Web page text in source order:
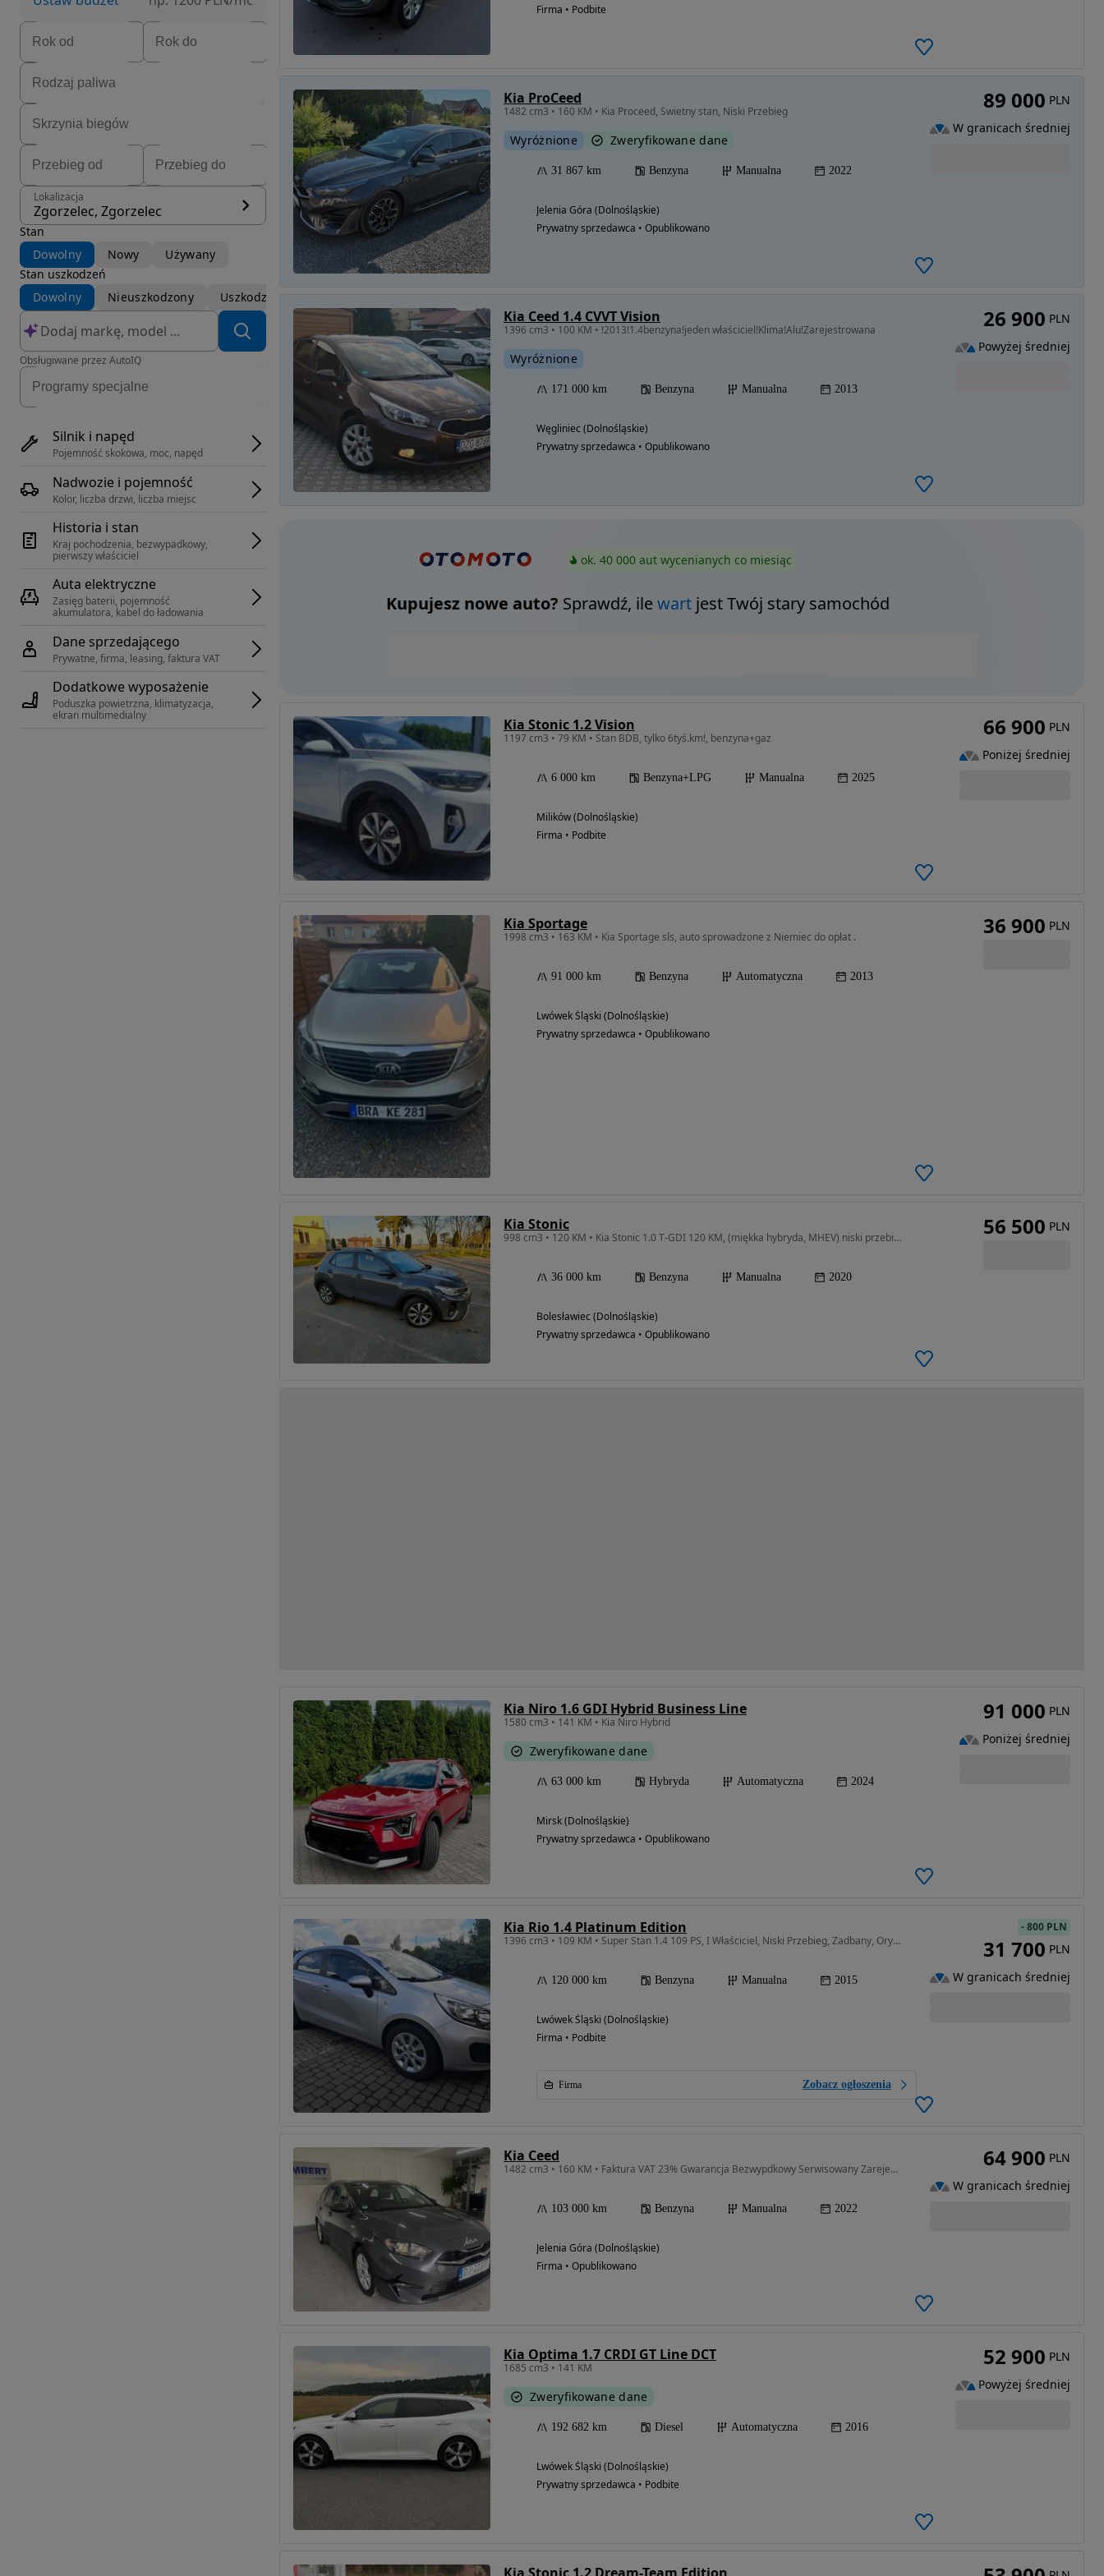
Lokalizacja
Zgorzelec, Zgorzelec
Stan
Dowolny
Nowy
Używany
Stan uszkodzeń
Dowolny
Nieuszkodzony Uszkodzony
Obsługiwane przez AutoIQ
Silnik i napęd
Pojemność skokowa, moc, napęd
Nadwozie i pojemność
Kolor, liczba drzwi, liczba miejsc
Historia i stan
Kraj pochodzenia, bezwypadkowy,
pierwszy właściciel
Auta elektryczne
Zasięg baterii, pojemność
akumulatora, kabel do ładowania
Dane sprzedającego
Prywatne, firma, leasing, faktura VAT
Dodatkowe wyposażenie
Poduszka powietrzna, klimatyzacja,
ekran multimedialny
Firma • Podbite
Kia ProCeed
1482 cm3 • 160 KM • Kia Proceed, Świetny stan, Niski Przebieg
Wyróżnione Zweryfikowane dane
31 867 km Benzyna Manualna 2022
Jelenia Góra (Dolnośląskie)
Prywatny sprzedawca • Opublikowano
89 000 PLN
W granicach średniej
Kia Ceed 1.4 CVVT Vision
1396 cm3 • 100 KM • !2013!1.4benzyna!jeden właściciel!Klima!Alu!Zarejestrowana
Wyróżnione
171 000 km Benzyna Manualna 2013
Węgliniec (Dolnośląskie)
Prywatny sprzedawca • Opublikowano
26 900 PLN
Powyżej średniej
ok. 40 000 aut wycenianych co miesiąc
Kupujesz nowe auto? Sprawdź, ilewartjest Twój stary samochód
Kia Stonic 1.2 Vision
1197 cm3 • 79 KM • Stan BDB, tylko 6tyś.km!, benzyna+gaz
6 000 km Benzyna+LPG Manualna 2025
Milików (Dolnośląskie)
Firma • Podbite
66 900 PLN
Poniżej średniej
Kia Sportage
1998 cm3 • 163 KM • Kia Sportage sls, auto sprowadzone z Niemiec do opłat .
91 000 km Benzyna Automatyczna 2013
Lwówek Śląski (Dolnośląskie)
Prywatny sprzedawca • Opublikowano
36 900 PLN
Kia Stonic
998 cm3 • 120 KM • Kia Stonic 1.0 T-GDI 120 KM, (miękka hybryda, MHEV) niski przebieg.
36 000 km Benzyna Manualna 2020
Bolesławiec (Dolnośląskie)
Prywatny sprzedawca • Opublikowano
56 500 PLN
Kia Niro 1.6 GDI Hybrid Business Line
1580 cm3 • 141 KM • Kia Niro Hybrid
Zweryfikowane dane
63 000 km Hybryda Automatyczna 2024
Mirsk (Dolnośląskie)
Prywatny sprzedawca • Opublikowano
91 000 PLN
Poniżej średniej
Kia Rio 1.4 Platinum Edition
1396 cm3 • 109 KM • Super Stan 1.4 109 PS, I Właściciel, Niski Przebieg, Zadbany, Oryginał
120 000 km Benzyna Manualna 2015
Lwówek Śląski (Dolnośląskie)
Firma • Podbite
Firma Zobacz ogłoszenia
-800 PLN
31 700 PLN
W granicach średniej
Kia Ceed
1482 cm3 • 160 KM • Faktura VAT 23% Gwarancja Bezwypdkowy Serwisowany Zarejestrowany
103 000 km Benzyna Manualna 2022
Jelenia Góra (Dolnośląskie)
Firma • Opublikowano
64 900 PLN
W granicach średniej
Kia Optima 1.7 CRDI GT Line DCT
1685 cm3 • 141 KM
Zweryfikowane dane
192 682 km Diesel Automatyczna 2016
Lwówek Śląski (Dolnośląskie)
Prywatny sprzedawca • Podbite
52 900 PLN
Powyżej średniej